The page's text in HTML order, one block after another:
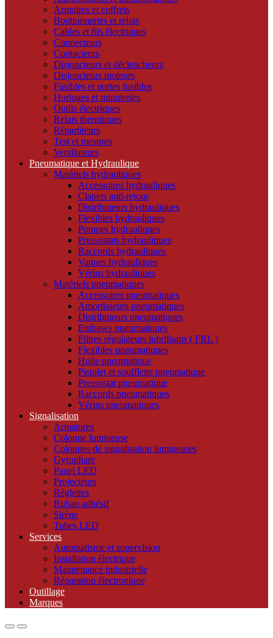
Armoires et coffrets
Bouttonneries et relais
Cables et fils électriques
Connecteurs
Contacteurs
Disjoncteurs et déclencheurs
Disjoncteurs moteurs
Fusibles et portes fusibles
Horloges et minuteries
Outils électriques
Relais thermiques
Répartiteurs
Test et mesures
Ventilateurs
Pneumatique et Hydraulique
Matériels hydrauliques
Accessoires hydrauliques
Clapets anti-retour
Distributeurs hydrauliques
Flexibles hydrauliques
Pompes hydrauliques
Pressostats hydrauliques
Raccords hydrauliques
Vannes hydrauliques
Vérins hydrauliques
Matériels pneumatiques
Accessoires pneumatiques
Amortisseurs pneumatiques
Distributeurs pneumatiques
Embases pneumatiques
Filtres régulateurs lubrifiants ( FRL )
Flexibles pneumatiques
Huile pneumatique
Pistolet et soufflette pneumatique
Pressostat pneumatique
Raccords pneumatiques
Vérins pneumatiques
Signalisation
Armatures
Colonne lumineuse
Colonnes de signalisation lumineuses
Gyrophare
Panel LED
Projecteurs
Réglettes
Ruban adhésif
Sirène
Tubes LED
Services
Automatisme et supervision
Installation électrique
Maintenance industrielle
Réparation électronique
Outillage
Marques